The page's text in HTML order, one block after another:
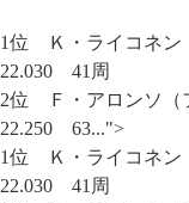
1位 Ｋ・ライ
22.030 41周
2位 Ｆ・アロ
22.250 63...">
1位 Ｋ・ライ
22.030 41周